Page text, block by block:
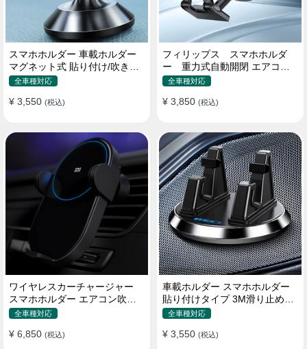
スマホホルダー 車載ホルダー
マグネット式 貼り付け/吹き出
し口 合金 多機種対応
全車種対応
¥ 3,550 (税込)
フィリップス スマホホルダ
ー 重力式自動開閉 エアコン
吹き出し口用 クリップ式 車
全車種対応
¥ 3,850 (税込)
ワイヤレスカーチャージャー
スマホホルダー エアコン吹き
出し口/ 貼り付け
全車種対応
¥ 6,850 (税込)
車載ホルダー スマホホルダー
貼り付けタイプ 3M滑り止めシ
リコンパッド 全機種
全車種対応
¥ 3,550 (税込)